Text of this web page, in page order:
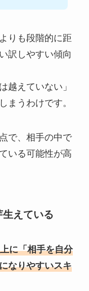
りも段階的に距
訳しやすい傾向
越えていない」
まうわけです。
で、相手の中で
いる可能性が高
えている
に「相手を自分
なりやすいスキ